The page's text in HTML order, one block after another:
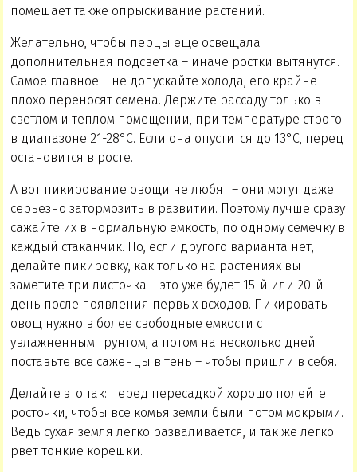
помешает также опрыскивание растений.
Желательно, чтобы перцы еще освещала
дополнительная подсветка – иначе ростки вытянутся.
Самое главное – не допускайте холода, его крайне
плохо переносят семена. Держите рассаду только в
светлом и теплом помещении, при температуре строго
в диапазоне 21-28°С. Если она опустится до 13°С, перец
остановится в росте.
А вот пикирование овощи не любят – они могут даже
серьезно затормозить в развитии. Поэтому лучше сразу
сажайте их в нормальную емкость, по одному семечку в
каждый стаканчик. Но, если другого варианта нет,
делайте пикировку, как только на растениях вы
заметите три листочка – это уже будет 15-й или 20-й
день после появления первых всходов. Пикировать
овощ нужно в более свободные емкости с
увлажненным грунтом, а потом на несколько дней
поставьте все саженцы в тень – чтобы пришли в себя.
Делайте это так: перед пересадкой хорошо полейте
росточки, чтобы все комья земли были потом мокрыми.
Ведь сухая земля легко разваливается, и так же легко
рвет тонкие корешки.